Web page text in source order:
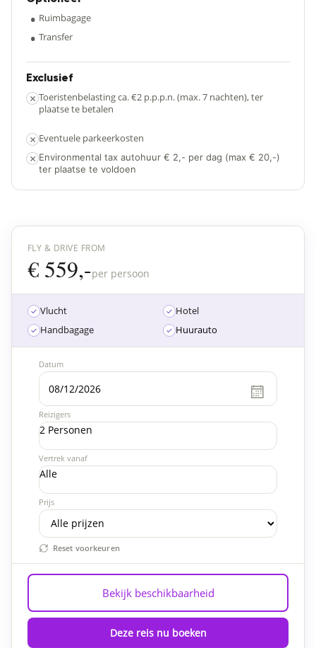
• Ruimbagage
• Transfer
Exclusief
× Toeristenbelasting ca. €2 p.p.p.n. (max. 7 nachten), ter
plaatse te betalen
× Eventuele parkeerkosten
× Environmental tax autohuur € 2,- per dag (max € 20,-)
ter plaatse te voldoen
FLY & DRIVE FROM
€ 559,-per persoon
Vlucht
Handbagage
Hotel
Huurauto
Reizigers
2 Personen
Vertrek vanaf
Alle
Prijs
Datum
Reset voorkeuren
Bekijk beschikbaarheid
Deze reis nu boeken